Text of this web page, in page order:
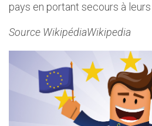
pays en portant secours à
Source WikipédiaWikipedia